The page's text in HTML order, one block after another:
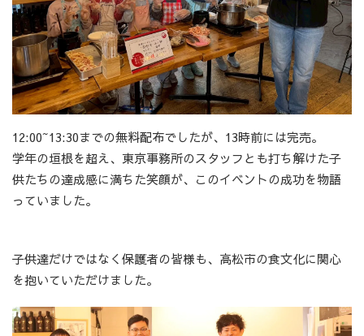
12:00~13:30までの無料配布でしたが、13時前には完売。
学年の垣根を超え、東京事務所のスタッフとも打ち解けた子
供たちの達成感に満ちた笑顔が、このイベントの成功を物語
っていました。
子供達だけではなく保護者の皆様も、高松市の食文化に関心
を抱いていただけました。